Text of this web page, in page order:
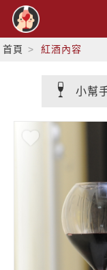
首頁 紅酒內容
小幫